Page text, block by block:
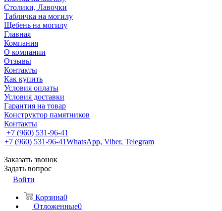
Столики, Лавочки
Табличка на могилу
Щебень на могилу
Главная
Компания
О компании
Отзывы
Контакты
Как купить
Условия оплаты
Условия доставки
Гарантия на товар
Конструктор памятников
Контакты
+7 (960) 531-96-41
+7 (960) 531-96-41WhatsApp, Viber, Telegram
Заказать звонок
Задать вопрос
Войти
Корзина0
Отложенные0